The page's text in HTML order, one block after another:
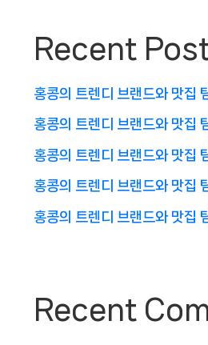
Recent
홍콩의 트렌디 브랜드와 맛집
홍콩의 트렌디 브랜드와 맛집
홍콩의 트렌디 브랜드와 맛집
홍콩의 트렌디 브랜드와 맛집
홍콩의 트렌디 브랜드와 맛집
Recent